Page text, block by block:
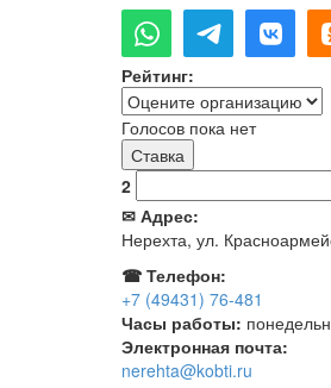
Рейтинг:
Голосов пока нет
2
✉ Адрес:
Нерехта, ул.
☎ Телефон:
+7 (49431) 76-481
Часы работы:
Электронная почта:
nerehta@kobti.ru